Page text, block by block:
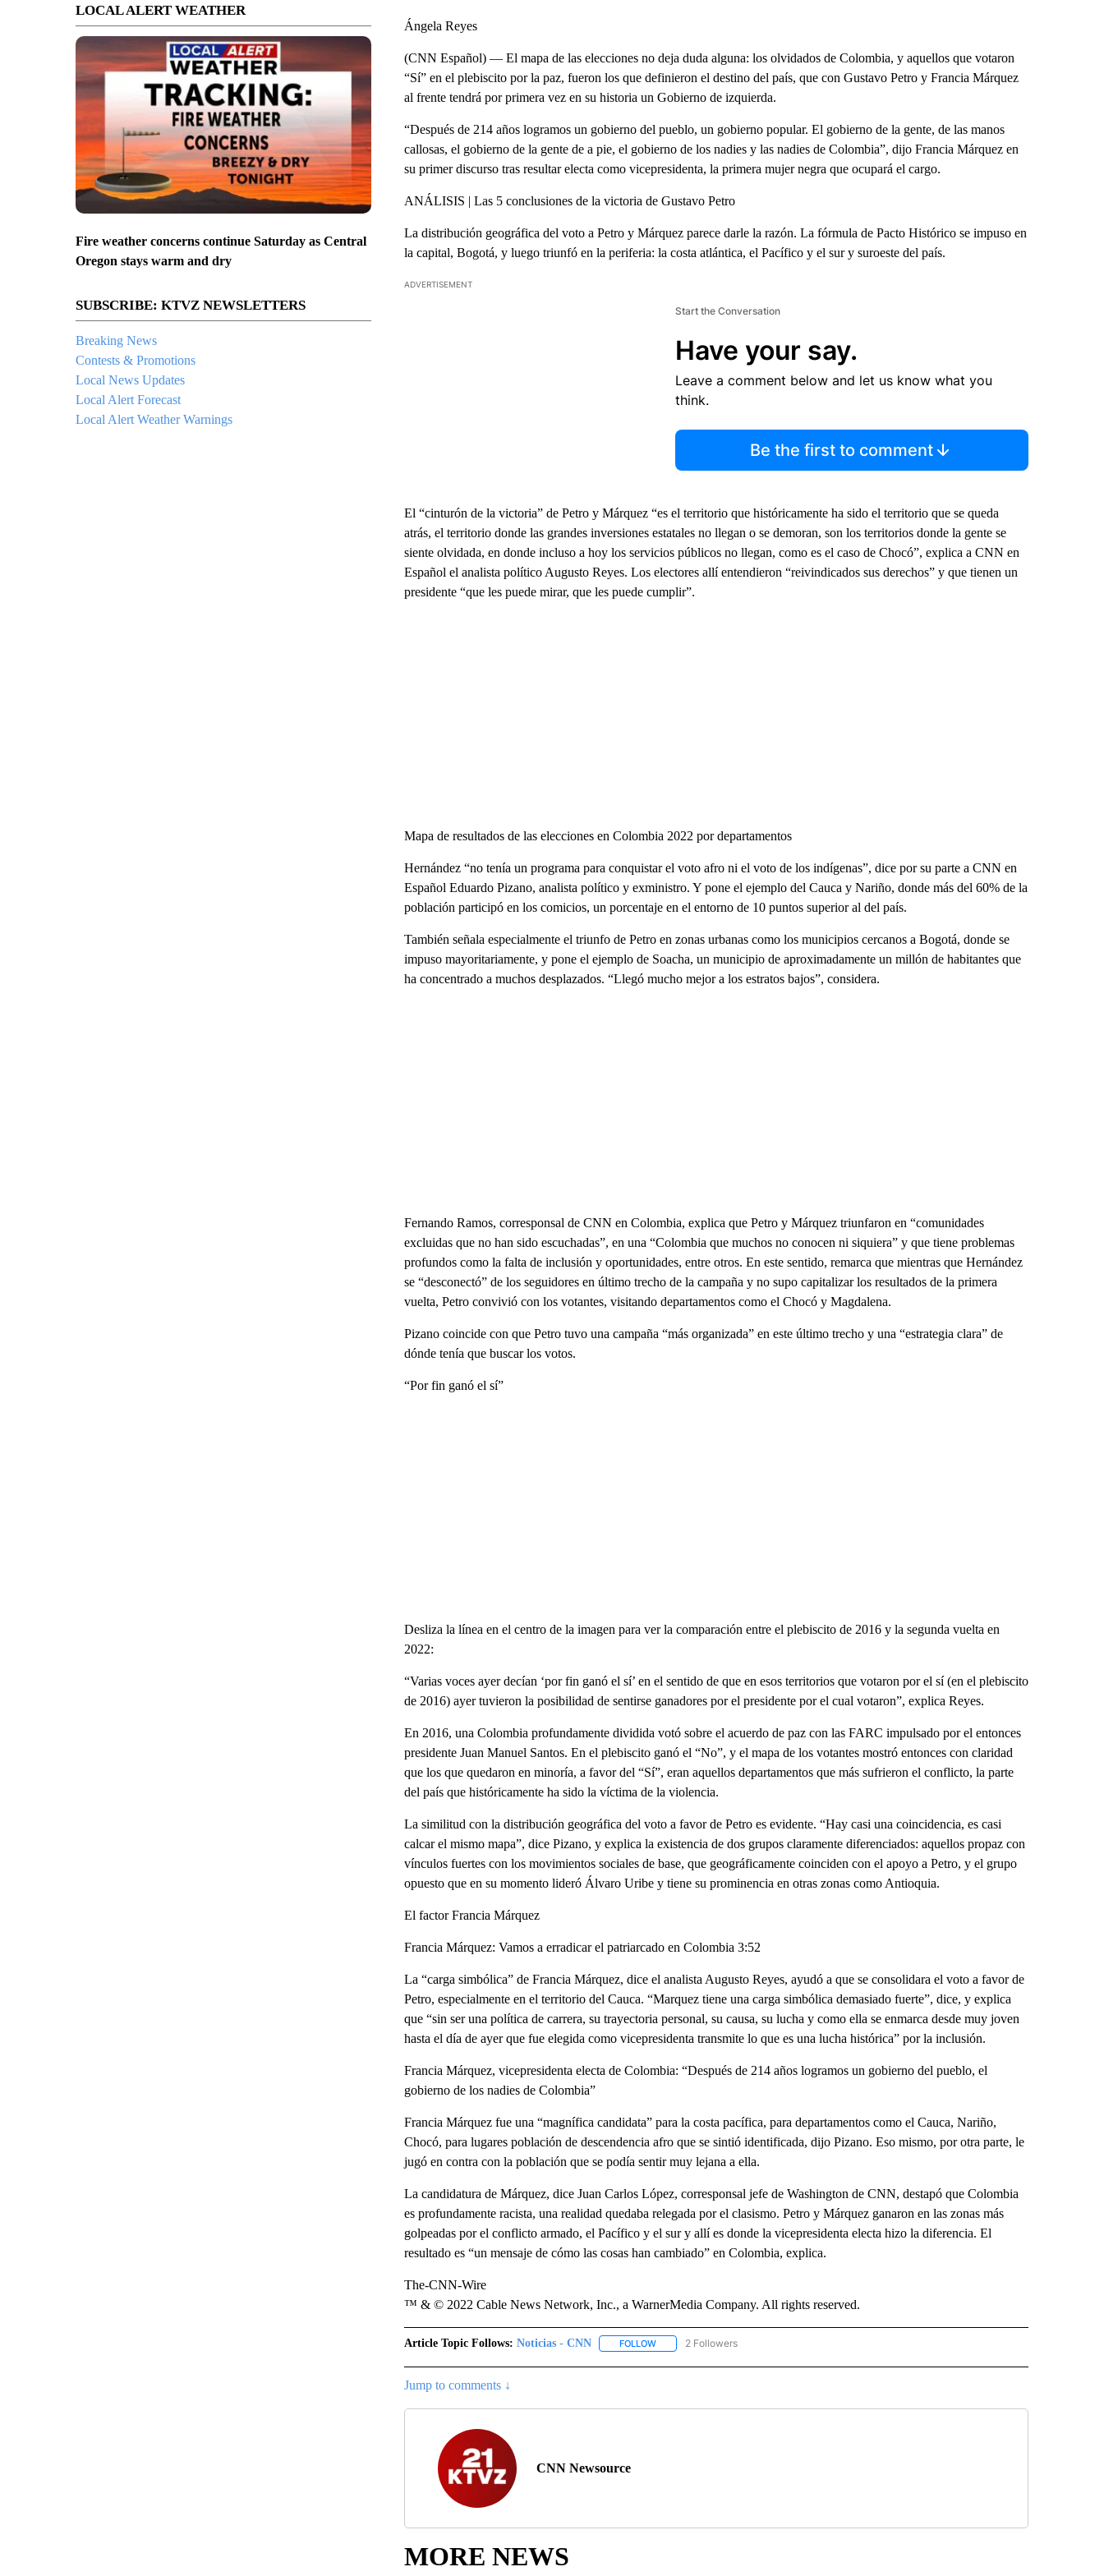
LOCAL ALERT WEATHER
Fire weather concerns continue Saturday as Central
Oregon stays warm and dry
SUBSCRIBE: KTVZ NEWSLETTERS
Breaking News
Contests & Promotions
Local News Updates
Local Alert Forecast
Local Alert Weather Warnings
Ángela Reyes
(CNN Español) — El mapa de las elecciones no deja duda alguna: los olvidados de Colombia, y aquellos que votaron
“Sí” en el plebiscito por la paz, fueron los que definieron el destino del país, que con Gustavo Petro y Francia Márquez
al frente tendrá por primera vez en su historia un Gobierno de izquierda.
“Después de 214 años logramos un gobierno del pueblo, un gobierno popular. El gobierno de la gente, de las manos
callosas, el gobierno de la gente de a pie, el gobierno de los nadies y las nadies de Colombia”, dijo Francia Márquez en
su primer discurso tras resultar electa como vicepresidenta, la primera mujer negra que ocupará el cargo.
ANÁLISIS | Las 5 conclusiones de la victoria de Gustavo Petro
La distribución geográfica del voto a Petro y Márquez parece darle la razón. La fórmula de Pacto Histórico se impuso en
la capital, Bogotá, y luego triunfó en la periferia: la costa atlántica, el Pacífico y el sur y suroeste del país.
ADVERTISEMENT
Start the Conversation
Have your say.
Leave a comment below and let us know what you
think.
Be the first to comment
El “cinturón de la victoria” de Petro y Márquez “es el territorio que históricamente ha sido el territorio que se queda
atrás, el territorio donde las grandes inversiones estatales no llegan o se demoran, son los territorios donde la gente se
siente olvidada, en donde incluso a hoy los servicios públicos no llegan, como es el caso de Chocó”, explica a CNN en
Español el analista político Augusto Reyes. Los electores allí entendieron “reivindicados sus derechos” y que tienen un
presidente “que les puede mirar, que les puede cumplir”.
Mapa de resultados de las elecciones en Colombia 2022 por departamentos
Hernández “no tenía un programa para conquistar el voto afro ni el voto de los indígenas”, dice por su parte a CNN en
Español Eduardo Pizano, analista político y exministro. Y pone el ejemplo del Cauca y Nariño, donde más del 60% de la
población participó en los comicios, un porcentaje en el entorno de 10 puntos superior al del país.
También señala especialmente el triunfo de Petro en zonas urbanas como los municipios cercanos a Bogotá, donde se
impuso mayoritariamente, y pone el ejemplo de Soacha, un municipio de aproximadamente un millón de habitantes que
ha concentrado a muchos desplazados. “Llegó mucho mejor a los estratos bajos”, considera.
Fernando Ramos, corresponsal de CNN en Colombia, explica que Petro y Márquez triunfaron en “comunidades
excluidas que no han sido escuchadas”, en una “Colombia que muchos no conocen ni siquiera” y que tiene problemas
profundos como la falta de inclusión y oportunidades, entre otros. En este sentido, remarca que mientras que Hernández
se “desconectó” de los seguidores en último trecho de la campaña y no supo capitalizar los resultados de la primera
vuelta, Petro convivió con los votantes, visitando departamentos como el Chocó y Magdalena.
Pizano coincide con que Petro tuvo una campaña “más organizada” en este último trecho y una “estrategia clara” de
dónde tenía que buscar los votos.
“Por fin ganó el sí”
Desliza la línea en el centro de la imagen para ver la comparación entre el plebiscito de 2016 y la segunda vuelta en
2022:
“Varias voces ayer decían ‘por fin ganó el sí’ en el sentido de que en esos territorios que votaron por el sí (en el plebiscito
de 2016) ayer tuvieron la posibilidad de sentirse ganadores por el presidente por el cual votaron”, explica Reyes.
En 2016, una Colombia profundamente dividida votó sobre el acuerdo de paz con las FARC impulsado por el entonces
presidente Juan Manuel Santos. En el plebiscito ganó el “No”, y el mapa de los votantes mostró entonces con claridad
que los que quedaron en minoría, a favor del “Sí”, eran aquellos departamentos que más sufrieron el conflicto, la parte
del país que históricamente ha sido la víctima de la violencia.
La similitud con la distribución geográfica del voto a favor de Petro es evidente. “Hay casi una coincidencia, es casi
calcar el mismo mapa”, dice Pizano, y explica la existencia de dos grupos claramente diferenciados: aquellos propaz con
vínculos fuertes con los movimientos sociales de base, que geográficamente coinciden con el apoyo a Petro, y el grupo
opuesto que en su momento lideró Álvaro Uribe y tiene su prominencia en otras zonas como Antioquia.
El factor Francia Márquez
Francia Márquez: Vamos a erradicar el patriarcado en Colombia 3:52
La “carga simbólica” de Francia Márquez, dice el analista Augusto Reyes, ayudó a que se consolidara el voto a favor de
Petro, especialmente en el territorio del Cauca. “Marquez tiene una carga simbólica demasiado fuerte”, dice, y explica
que “sin ser una política de carrera, su trayectoria personal, su causa, su lucha y como ella se enmarca desde muy joven
hasta el día de ayer que fue elegida como vicepresidenta transmite lo que es una lucha histórica” por la inclusión.
Francia Márquez, vicepresidenta electa de Colombia: “Después de 214 años logramos un gobierno del pueblo, el
gobierno de los nadies de Colombia”
Francia Márquez fue una “magnífica candidata” para la costa pacífica, para departamentos como el Cauca, Nariño,
Chocó, para lugares población de descendencia afro que se sintió identificada, dijo Pizano. Eso mismo, por otra parte, le
jugó en contra con la población que se podía sentir muy lejana a ella.
La candidatura de Márquez, dice Juan Carlos López, corresponsal jefe de Washington de CNN, destapó que Colombia
es profundamente racista, una realidad quedaba relegada por el clasismo. Petro y Márquez ganaron en las zonas más
golpeadas por el conflicto armado, el Pacífico y el sur y allí es donde la vicepresidenta electa hizo la diferencia. El
resultado es “un mensaje de cómo las cosas han cambiado” en Colombia, explica.
The-CNN-Wire
™ & © 2022 Cable News Network, Inc., a WarnerMedia Company. All rights reserved.
Article Topic Follows: Noticias - CNN FOLLOWFOLLOW "NOTICIAS - CNN" TO RECEIVE NOTIFICATIONS ABOUT NEW PAGES ON "NOTICIAS - CNN".
2 Followers
Jump to comments ↓
CNN Newsource
MORE NEWS